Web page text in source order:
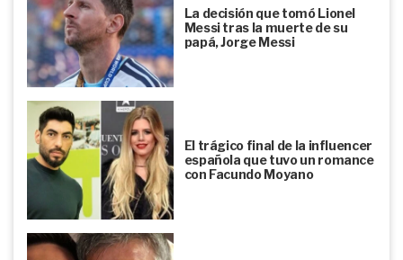
La decisión que tomó Lionel
Messi tras la muerte de su
papá, Jorge Messi
El trágico final de la influencer
española que tuvo un romance
con Facundo Moyano